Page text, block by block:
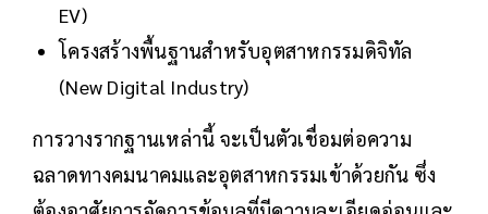
EV)
โครงสร้างพื้นฐานสำหรับอุตสาหกรรมดิจิทัล
(New Digital Industry)
การวางรากฐานเหล่านี้ จะเป็นตัวเชื่อมต่อความ
ฉลาดทางคมนาคมและอุตสาหกรรมเข้าด้วยกัน ซึ่ง